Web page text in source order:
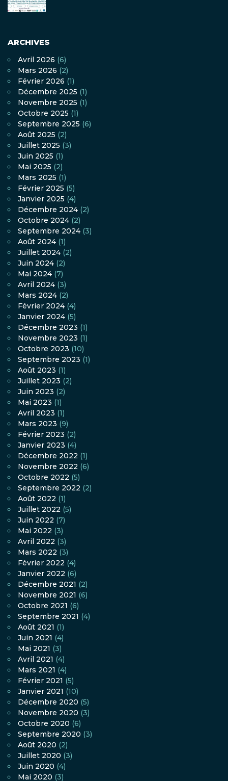
ARCHIVES
Avril 2026 (6)
Mars 2026 (2)
Février 2026 (1)
Décembre 2025 (1)
Novembre 2025 (1)
Octobre 2025 (1)
Septembre 2025 (6)
Août 2025 (2)
Juillet 2025 (3)
Juin 2025 (1)
Mai 2025 (2)
Mars 2025 (1)
Février 2025 (5)
Janvier 2025 (4)
Décembre 2024 (2)
Octobre 2024 (2)
Septembre 2024 (3)
Août 2024 (1)
Juillet 2024 (2)
Juin 2024 (2)
Mai 2024 (7)
Avril 2024 (3)
Mars 2024 (2)
Février 2024 (4)
Janvier 2024 (5)
Décembre 2023 (1)
Novembre 2023 (1)
Octobre 2023 (10)
Septembre 2023 (1)
Août 2023 (1)
Juillet 2023 (2)
Juin 2023 (2)
Mai 2023 (1)
Avril 2023 (1)
Mars 2023 (9)
Février 2023 (2)
Janvier 2023 (4)
Décembre 2022 (1)
Novembre 2022 (6)
Octobre 2022 (5)
Septembre 2022 (2)
Août 2022 (1)
Juillet 2022 (5)
Juin 2022 (7)
Mai 2022 (3)
Avril 2022 (3)
Mars 2022 (3)
Février 2022 (4)
Janvier 2022 (6)
Décembre 2021 (2)
Novembre 2021 (6)
Octobre 2021 (6)
Septembre 2021 (4)
Août 2021 (1)
Juin 2021 (4)
Mai 2021 (3)
Avril 2021 (4)
Mars 2021 (4)
Février 2021 (5)
Janvier 2021 (10)
Décembre 2020 (5)
Novembre 2020 (3)
Octobre 2020 (6)
Septembre 2020 (3)
Août 2020 (2)
Juillet 2020 (3)
Juin 2020 (4)
Mai 2020 (3)